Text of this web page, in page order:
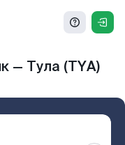
— Тула (TYA)